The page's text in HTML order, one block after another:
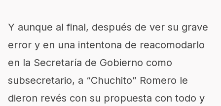
Y aunque al final, después de ver su grave
error y en una intentona de reacomodarlo
en la Secretaría de Gobierno como
subsecretario, a “Chuchito” Romero le
dieron revés con su propuesta con todo y